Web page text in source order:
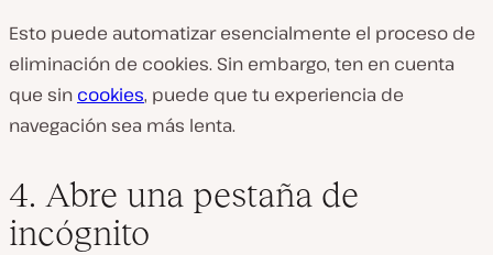
Esto puede automatizar esencialmente el proceso de
eliminación de cookies. Sin embargo, ten en cuenta
que sin cookies, puede que tu experiencia de
navegación sea más lenta.
4. Abre una pestaña de
incógnito